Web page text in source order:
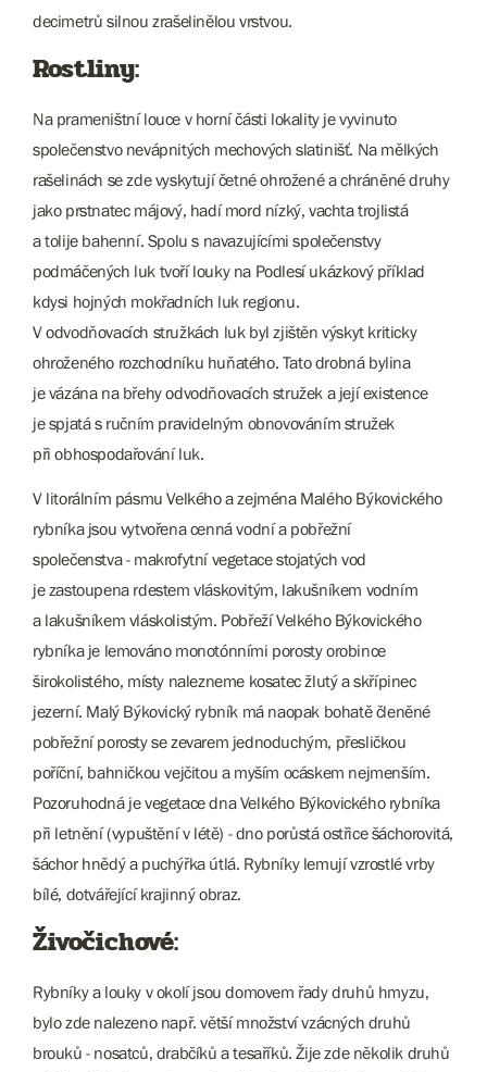
decimetrů silnou zrašelinělou vrstvou.
Rostliny:
Na prameništní louce v horní části lokality je vyvinuto
společenstvo nevápnitých mechových slatinišť. Na mělkých
rašelinách se zde vyskytují četné ohrožené a chráněné druhy
jako prstnatec májový, hadí mord nízký, vachta trojlistá
a tolije bahenní. Spolu s navazujícími společenstvy
podmáčených luk tvoří louky na Podlesí ukázkový příklad
kdysi hojných mokřadních luk regionu.
V odvodňovacích stružkách luk byl zjištěn výskyt kriticky
ohroženého rozchodníku huňatého. Tato drobná bylina
je vázána na břehy odvodňovacích stružek a její existence
je spjatá s ručním pravidelným obnovováním stružek
při obhospodařování luk.
V litorálním pásmu Velkého a zejména Malého Býkovického
rybníka jsou vytvořena cenná vodní a pobřežní
společenstva - makrofytní vegetace stojatých vod
je zastoupena rdestem vláskovitým, lakušníkem vodním
a lakušníkem vláskolistým. Pobřeží Velkého Býkovického
rybníka je lemováno monotónními porosty orobince
širokolistého, místy nalezneme kosatec žlutý a skřípinec
jezerní. Malý Býkovický rybník má naopak bohatě členěné
pobřežní porosty se zevarem jednoduchým, přesličkou
poříční, bahničkou vejčitou a myším ocáskem nejmenším.
Pozoruhodná je vegetace dna Velkého Býkovického rybníka
při letnění (vypuštění v létě) - dno porůstá ostřice šáchorovitá,
šáchor hnědý a puchýřka útlá. Rybníky lemují vzrostlé vrby
bílé, dotvářející krajinný obraz.
Živočichové:
Rybníky a louky v okolí jsou domovem řady druhů hmyzu,
bylo zde nalezeno např. větší množství vzácných druhů
brouků - nosatců, drabčíků a tesaříků. Žije zde několik druhů